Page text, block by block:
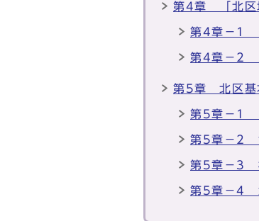
第4章 「北区
第4章－1
第4章－2
第5章 北区基
第5章－1
第5章－2
第5章－3
第5章－4